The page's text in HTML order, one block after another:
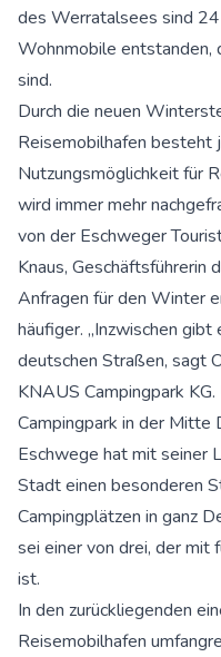
des Werratalsees sind
Wohnmobile entstanden,
sind.
Durch die neuen
Reisemobilhafen besteht
Nutzungsmöglichkeit für
wird immer mehr
von der Eschweger
Knaus, Geschäftsführerin
Anfragen für den Winter
häufiger. „Inzwischen
deutschen Straßen, sagt
KNAUS Campingpark
Campingpark in der Mitte
Eschwege hat mit seiner
Stadt einen besonderen
Campingplätzen in ganz
sei einer von drei, der mit
ist.
In den zurückliegenden
Reisemobilhafen